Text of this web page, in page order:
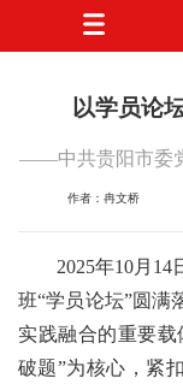
以学员论
——中共贵阳市委
作者：冉文桥
2025年10月
班“学员论坛”圆满
实践融合的重要载
破题”为核心，紧